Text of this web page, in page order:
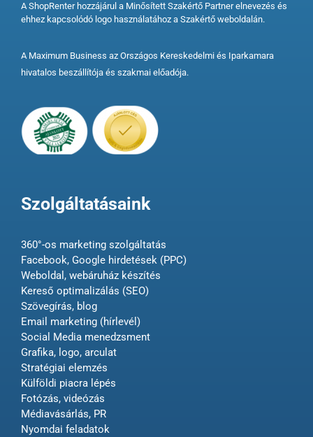
A ShopRenter hozzájárul a Minősített Szakértő Partner elnevezés és
ehhez kapcsolódó logo használatához a Szakértő weboldalán.
A Maximum Business az Országos Kereskedelmi és Iparkamara
hivatalos beszállítója és szakmai előadója.
Szolgáltatásaink
360°-os marketing szolgáltatás
Facebook, Google hirdetések (PPC)
Weboldal, webáruház készítés
Kereső optimalizálás (SEO)
Szövegírás, blog
Email marketing (hírlevél)
Social Media menedzsment
Grafika, logo, arculat
Stratégiai elemzés
Külföldi piacra lépés
Fotózás, videózás
Médiavásárlás, PR
Nyomdai feladatok